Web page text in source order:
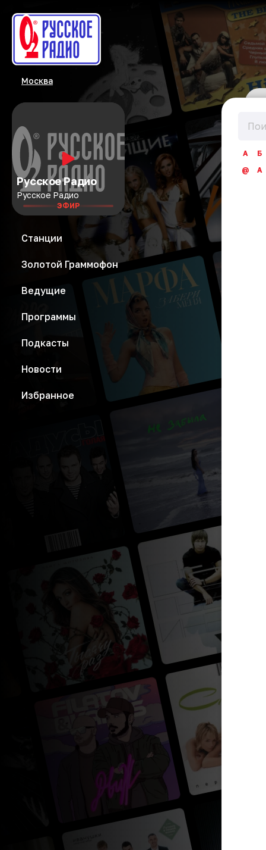
Москва
Русское Радио
Русское Радио
ЭФИР
Станции
Золотой Граммофон
Ведущие
Программы
Подкасты
Новости
Избранное
А Б
@
A